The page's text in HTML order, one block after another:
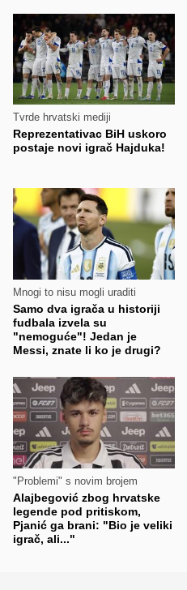
Tvrde hrvatski mediji
Reprezentativac BiH uskoro
postaje novi igrač Hajduka!
Mnogi to nisu mogli uraditi
Samo dva igrača u historiji
fudbala izvela su
"nemoguće"! Jedan je
Messi, znate li ko je drugi?
"Problemi" s novim brojem
Alajbegović zbog hrvatske
legende pod pritiskom,
Pjanić ga brani: "Bio je veliki
igrač, ali..."